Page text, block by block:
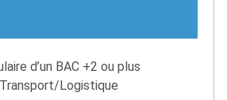
d’un BAC +2 ou plus
Logistique